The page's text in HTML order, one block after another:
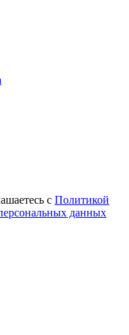
с Политикой
данных